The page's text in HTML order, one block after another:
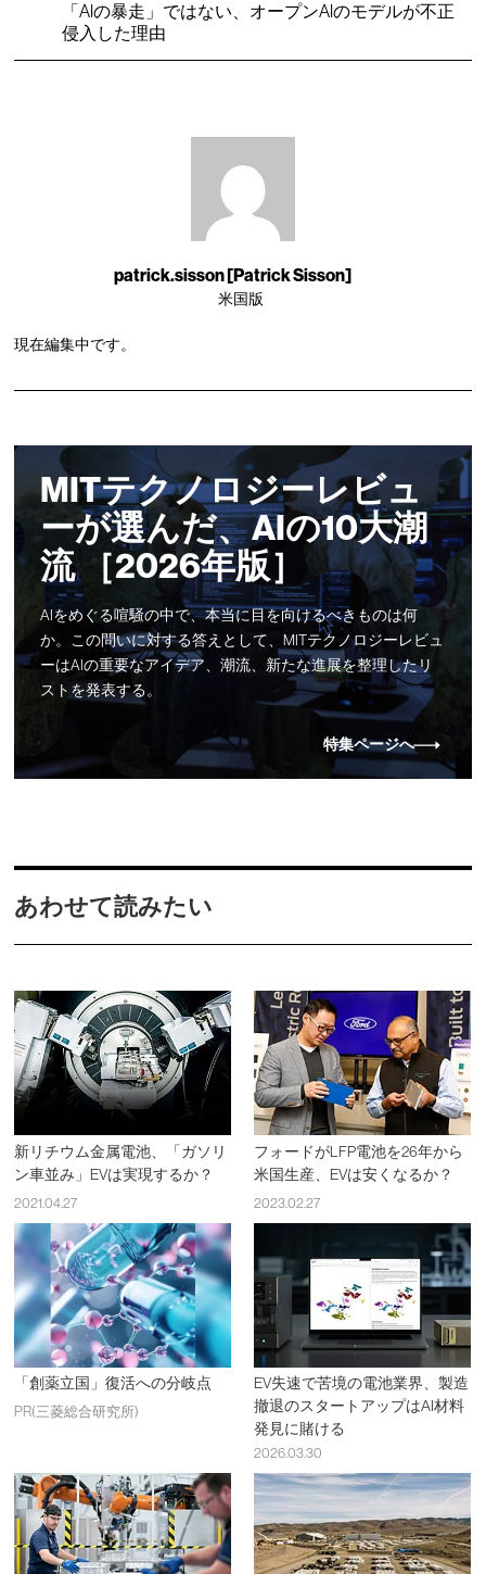
「AIの暴走」ではない、オープンAIのモデルが不正
侵入した理由
patrick.sisson [Patrick Sisson]
米国版
現在編集中です。
MITテクノロジーレビュ
ーが選んだ、AIの10大潮
流 ［2026年版］
AIをめぐる喧騒の中で、本当に目を向けるべきものは何
か。この問いに対する答えとして、MITテクノロジーレビュ
ーはAIの重要なアイデア、潮流、新たな進展を整理したリ
ストを発表する。
特集ページへ
あわせて読みたい
新リチウム金属電池、「ガソリ
ン車並み」EVは実現するか？
2021.04.27
フォードがLFP電池を26年から
米国生産、EVは安くなるか？
2023.02.27
「創薬立国」復活への分岐点
PR(三菱総合研究所)
EV失速で苦境の電池業界、製造
撤退のスタートアップはAI材料
発見に賭ける
2026.03.30